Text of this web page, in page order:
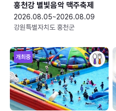
홍천강 별빛음악 맥주축제
2026.08.05~2026.08.09
강원특별자치도 홍천군
개최중